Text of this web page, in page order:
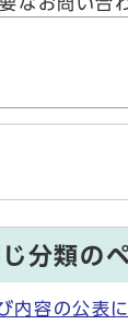
分類の
内容の公表